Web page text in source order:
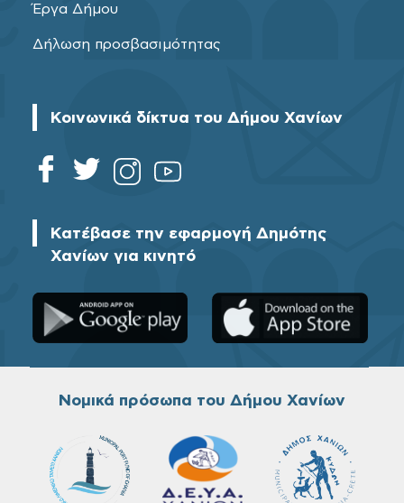
Έργα Δήμου
Δήλωση προσβασιμότητας
Κοινωνικά δίκτυα του Δήμου Χανίων
Κατέβασε την εφαρμογή Δημότης
Χανίων για κινητό
Νομικά πρόσωπα του Δήμου Χανίων